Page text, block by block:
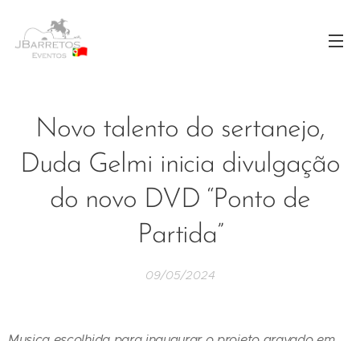
Novo talento do sertanejo,
Duda Gelmi inicia divulgação
do novo DVD “Ponto de
Partida”
09/05/2024